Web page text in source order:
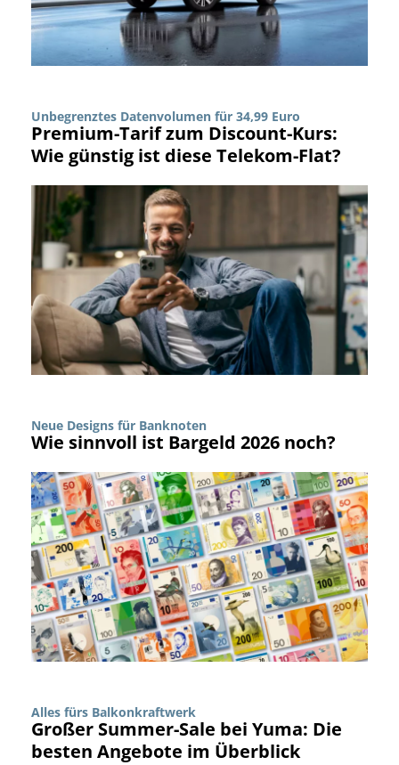
Unbegrenztes Datenvolumen für 34,99 Euro
Premium-Tarif zum Discount-Kurs:
Wie günstig ist diese Telekom-Flat?
Neue Designs für Banknoten
Wie sinnvoll ist Bargeld 2026 noch?
Alles fürs Balkonkraftwerk
Großer Summer-Sale bei Yuma: Die
besten Angebote im Überblick